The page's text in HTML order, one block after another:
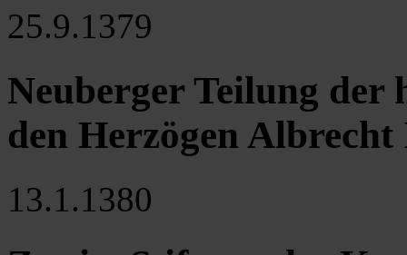
25.9.1379
Neuberger Teilung der
den Herzögen
13.1.1380